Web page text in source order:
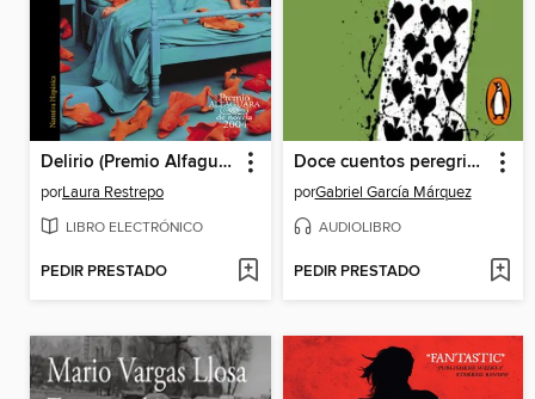
Delirio (Premio Alfaguara de novela 2004)
porLaura Restrepo
LIBRO ELECTRÓNICO
PEDIR PRESTADO
Doce cuentos peregrinos
porGabriel García Márquez
AUDIOLIBRO
PEDIR PRESTADO